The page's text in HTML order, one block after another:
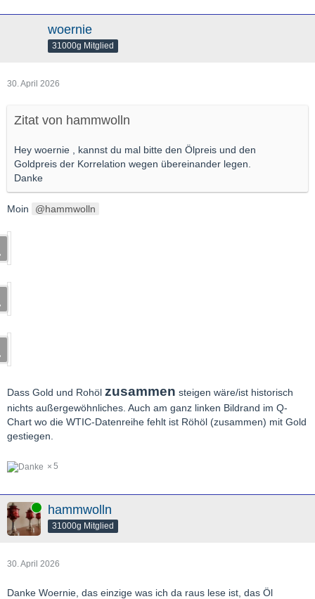
woernie
31000g Mitglied
30. April 2026
Zitat von hammwolln
Hey woernie , kannst du mal bitte den Ölpreis und den
Goldpreis der Korrelation wegen übereinander legen.
Danke
Moin hammwolln
Dass Gold und Rohöl zusammen steigen wäre/ist historisch
nichts außergewöhnliches. Auch am ganz linken Bildrand im Q-
Chart wo die WTIC-Datenreihe fehlt ist Röhöl (zusammen) mit Gold
gestiegen.
5
Online hammwolln
31000g Mitglied
30. April 2026
Danke Woernie, das einzige was ich da raus lese ist, das Öl